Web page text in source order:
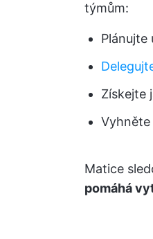
týmům:
Plánujte
Získejte
Matice
pomáhá